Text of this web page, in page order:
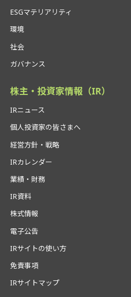
ESGマテリアリティ
環境
社会
ガバナンス
株主・投資家情報（IR）
IRニュース
個人投資家の皆さまへ
経営方針・戦略
IRカレンダー
業績・財務
IR資料
株式情報
電子公告
IRサイトの使い方
免責事項
IRサイトマップ